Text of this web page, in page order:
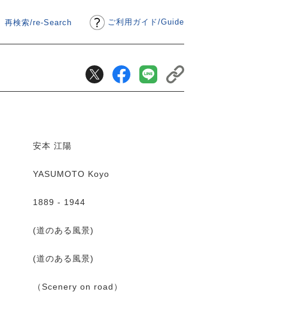
ご利用ガイド/Guide
再検索/re-Search
安本 江陽
YASUMOTO Koyo
1889 - 1944
(道のある風景)
(道のある風景)
（Scenery on road）